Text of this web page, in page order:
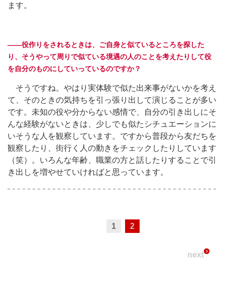
ます。
――役作りをされるときは、ご自身と似ているところを探した
り、そうやって周りで似ている境遇の人のことを考えたりして役
を自分のものにしていっているのですか？
そうですね。やはり実体験で似た出来事がないかを考え
て、そのときの気持ちを引っ張り出して演じることが多い
です。未知の役や分からない感情で、自分の引き出しにそ
んな経験がないときは、少しでも似たシチュエーションに
いそうな人を観察しています。ですから普段から友だちを
観察したり、街行く人の動きをチェックしたりしています
（笑）。いろんな年齢、職業の方と話したりすることで引
き出しを増やせていければと思っています。
1 2
next